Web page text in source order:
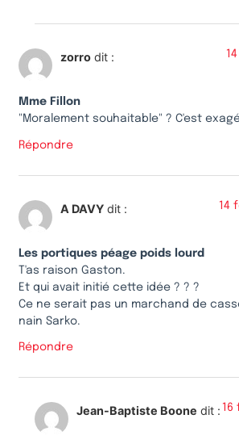
zorro dit :
Mme Fillon
"Moralement souhaitable" ? C'est
Répondre
A DAVY dit : 14
Les portiques péage poids lourd
T'as raison Gaston.
Et qui avait initié cette idée ? ? ?
Ce ne serait pas un marchand de
nain Sarko.
Répondre
Jean-Baptiste Boone dit : 16